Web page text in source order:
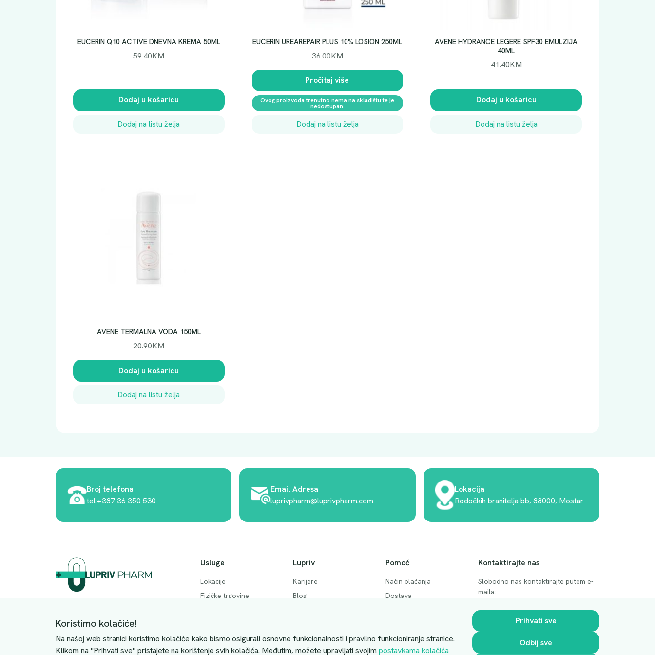
č
i
a
EUCERIN Q10 ACTIVE DNEVNA KREMA 50ML
59.40KM
Dodaj u košaricu
Dodaj na listu želja
EUCERIN UREAREPAIR PLUS 10% LOSION 250ML
36.00KM
Pročitaj više
Ovog proizvoda trenutno nema na skladištu te je
nedostupan.
Dodaj na listu želja
AVENE HYDRANCE LEGERE SPF30 EMULZIJA
40ML
41.40KM
Dodaj u košaricu
Dodaj na listu želja
AVENE TERMALNA VODA 150ML
20.90KM
Dodaj u košaricu
Dodaj na listu želja
Broj telefona
tel:+387 36 350 530
Email Adresa
luprivpharm@luprivpharm.com
Lokacija
Rodočkih branitelja bb, 88000, Mostar
JIB: 4228063510004
Usluge
Lokacije
Fizičke trgovine
Lupriv
Karijere
Blog
Pomoć
Način plaćanja
Dostava
Kontaktirajte nas
Slobodno nas kontaktirajte putem e-
maila:
luprivpharm@luprivpharm.com
Ova stranica je zaštićena reCAPTCHA
Koristimo kolačiće!
Na našoj web stranici koristimo kolačiće kako bismo osigurali osnovne funkcionalnosti i pravilno funkcioniranje stranice.
Klikom na "Prihvati sve" pristajete na korištenje svih kolačića. Međutim, možete upravljati svojim postavkama kolačića
Prihvati sve
Odbij sve